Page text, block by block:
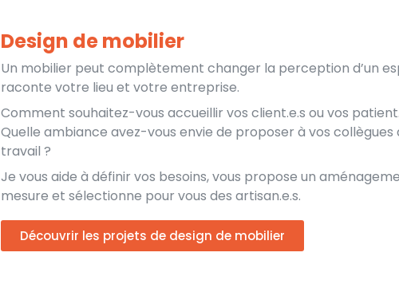
Design de mobilier
Un mobilier peut complètement changer la perception d’un
raconte votre lieu et votre entreprise.
Comment souhaitez-vous accueillir vos client.e.s ou vos
Quelle ambiance avez-vous envie de proposer à vos collègues
travail ?
Je vous aide à définir vos besoins, vous propose un
mesure et sélectionne pour vous des artisan.e.s.
Découvrir les projets de design de mobilier